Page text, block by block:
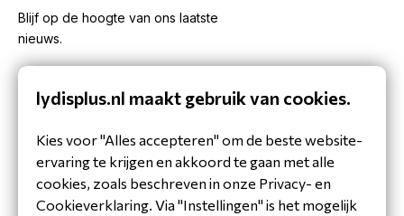
Blijf op de hoogte van ons laatste
nieuws.
lydisplus.nl maakt gebruik van cookies.
Kies voor "Alles accepteren" om de beste website-
ervaring te krijgen en akkoord te gaan met alle
cookies, zoals beschreven in onze Privacy- en
Cookieverklaring. Via "Instellingen" is het mogelijk